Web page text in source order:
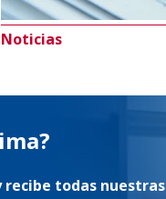
Noticias
todas nuestras